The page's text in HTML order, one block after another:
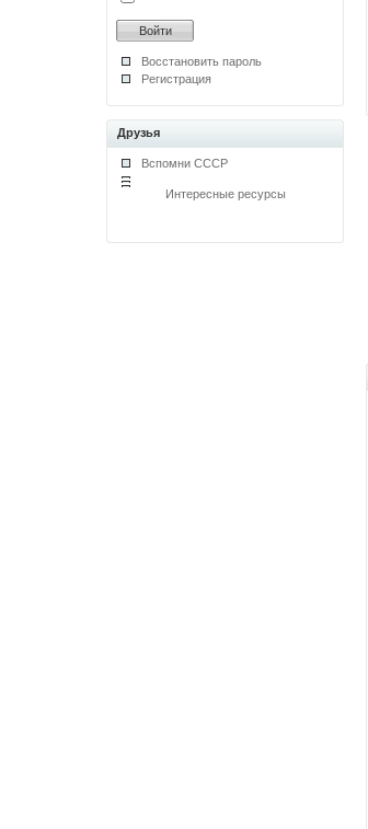
Восстановить пароль
Регистрация
Друзья
Вспомни СССР
Интересные ресурсы